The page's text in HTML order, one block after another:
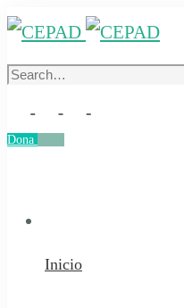
Search
Dona
Inicio